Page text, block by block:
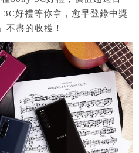
好禮等你拿，愈早登錄中獎
不盡的收穫！